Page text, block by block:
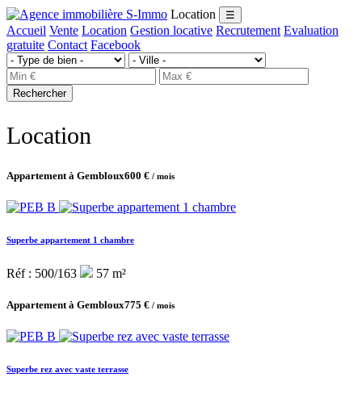
Location ☰
Accueil Vente Location Gestion locative Recrutement Evaluation
gratuite Contact Facebook
Rechercher
Location
Appartement à Gembloux600 € / mois
Superbe appartement 1 chambre
Réf : 500/163 57 m²
Appartement à Gembloux775 € / mois
Superbe rez avec vaste terrasse